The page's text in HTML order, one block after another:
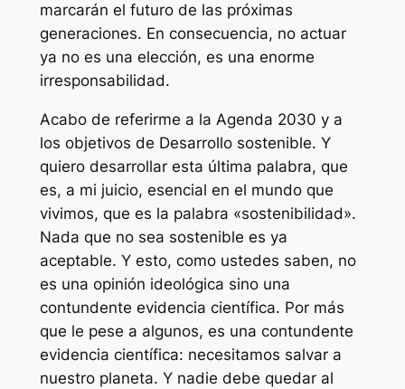
marcarán el futuro de las próximas
generaciones. En consecuencia, no actuar
ya no es una elección, es una enorme
irresponsabilidad.
Acabo de referirme a la Agenda 2030 y a
los objetivos de Desarrollo sostenible. Y
quiero desarrollar esta última palabra, que
es, a mi juicio, esencial en el mundo que
vivimos, que es la palabra «sostenibilidad».
Nada que no sea sostenible es ya
aceptable. Y esto, como ustedes saben, no
es una opinión ideológica sino una
contundente evidencia científica. Por más
que le pese a algunos, es una contundente
evidencia científica: necesitamos salvar a
nuestro planeta. Y nadie debe quedar al